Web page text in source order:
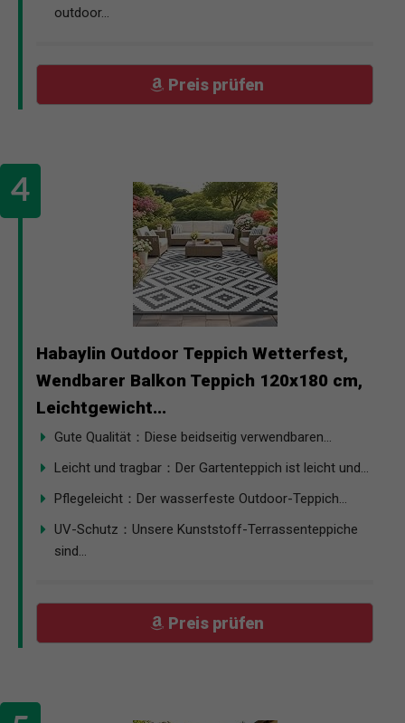
outdoor...
Preis prüfen
Habaylin Outdoor Teppich Wetterfest,
Wendbarer Balkon Teppich 120x180 cm,
Leichtgewicht...
Gute Qualität：Diese beidseitig verwendbaren...
Leicht und tragbar：Der Gartenteppich ist leicht und...
Pflegeleicht：Der wasserfeste Outdoor-Teppich...
UV-Schutz：Unsere Kunststoff-Terrassenteppiche
sind...
Preis prüfen